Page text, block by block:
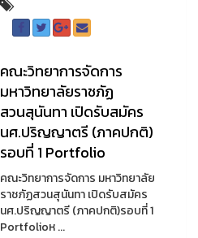
คณะวิทยาการจัดการ
มหาวิทยาลัยราชภัฏ
สวนสุนันทา เปิดรับสมัคร
นศ.ปริญญาตรี (ภาคปกติ)
รอบที่ 1 Portfolio
คณะวิทยาการจัดการ มหาวิทยาลัย
ราชภัฏสวนสุนันทา เปิดรับสมัคร
นศ.ปริญญาตรี (ภาคปกติ)รอบที่ 1
Portfolioห ...